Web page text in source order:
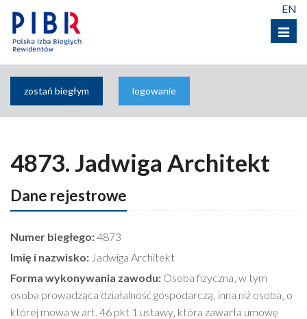
Menu
EN
zostań biegłym logowanie
4873. Jadwiga Architekt
Dane rejestrowe
Numer biegłego:4873
Imię i nazwisko: Jadwiga Architekt
Forma wykonywania zawodu: Osoba fizyczna‚ w tym
osoba prowadząca działalność gospodarczą‚ inna niż osoba‚ o
której mowa w art. 46 pkt 1 ustawy‚ która zawarła umowę